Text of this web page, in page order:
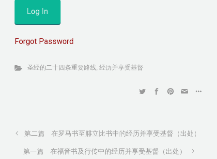
Forgot Password
圣经的二十四条重要路线, 经历并享受基督
第二篇 在罗马书至腓立比书中的经历并享受基督（出处）
第一篇 在福音书及行传中的经历并享受基督（出处）